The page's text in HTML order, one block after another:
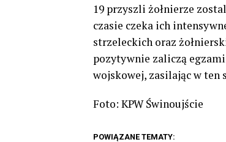
19 przyszli żołnierze
czasie czeka ich
strzeleckich oraz
pozytywnie zaliczą
wojskowej, zasilając w ten
Foto: KPW Świnoujście
POWIĄZANE TEMATY: